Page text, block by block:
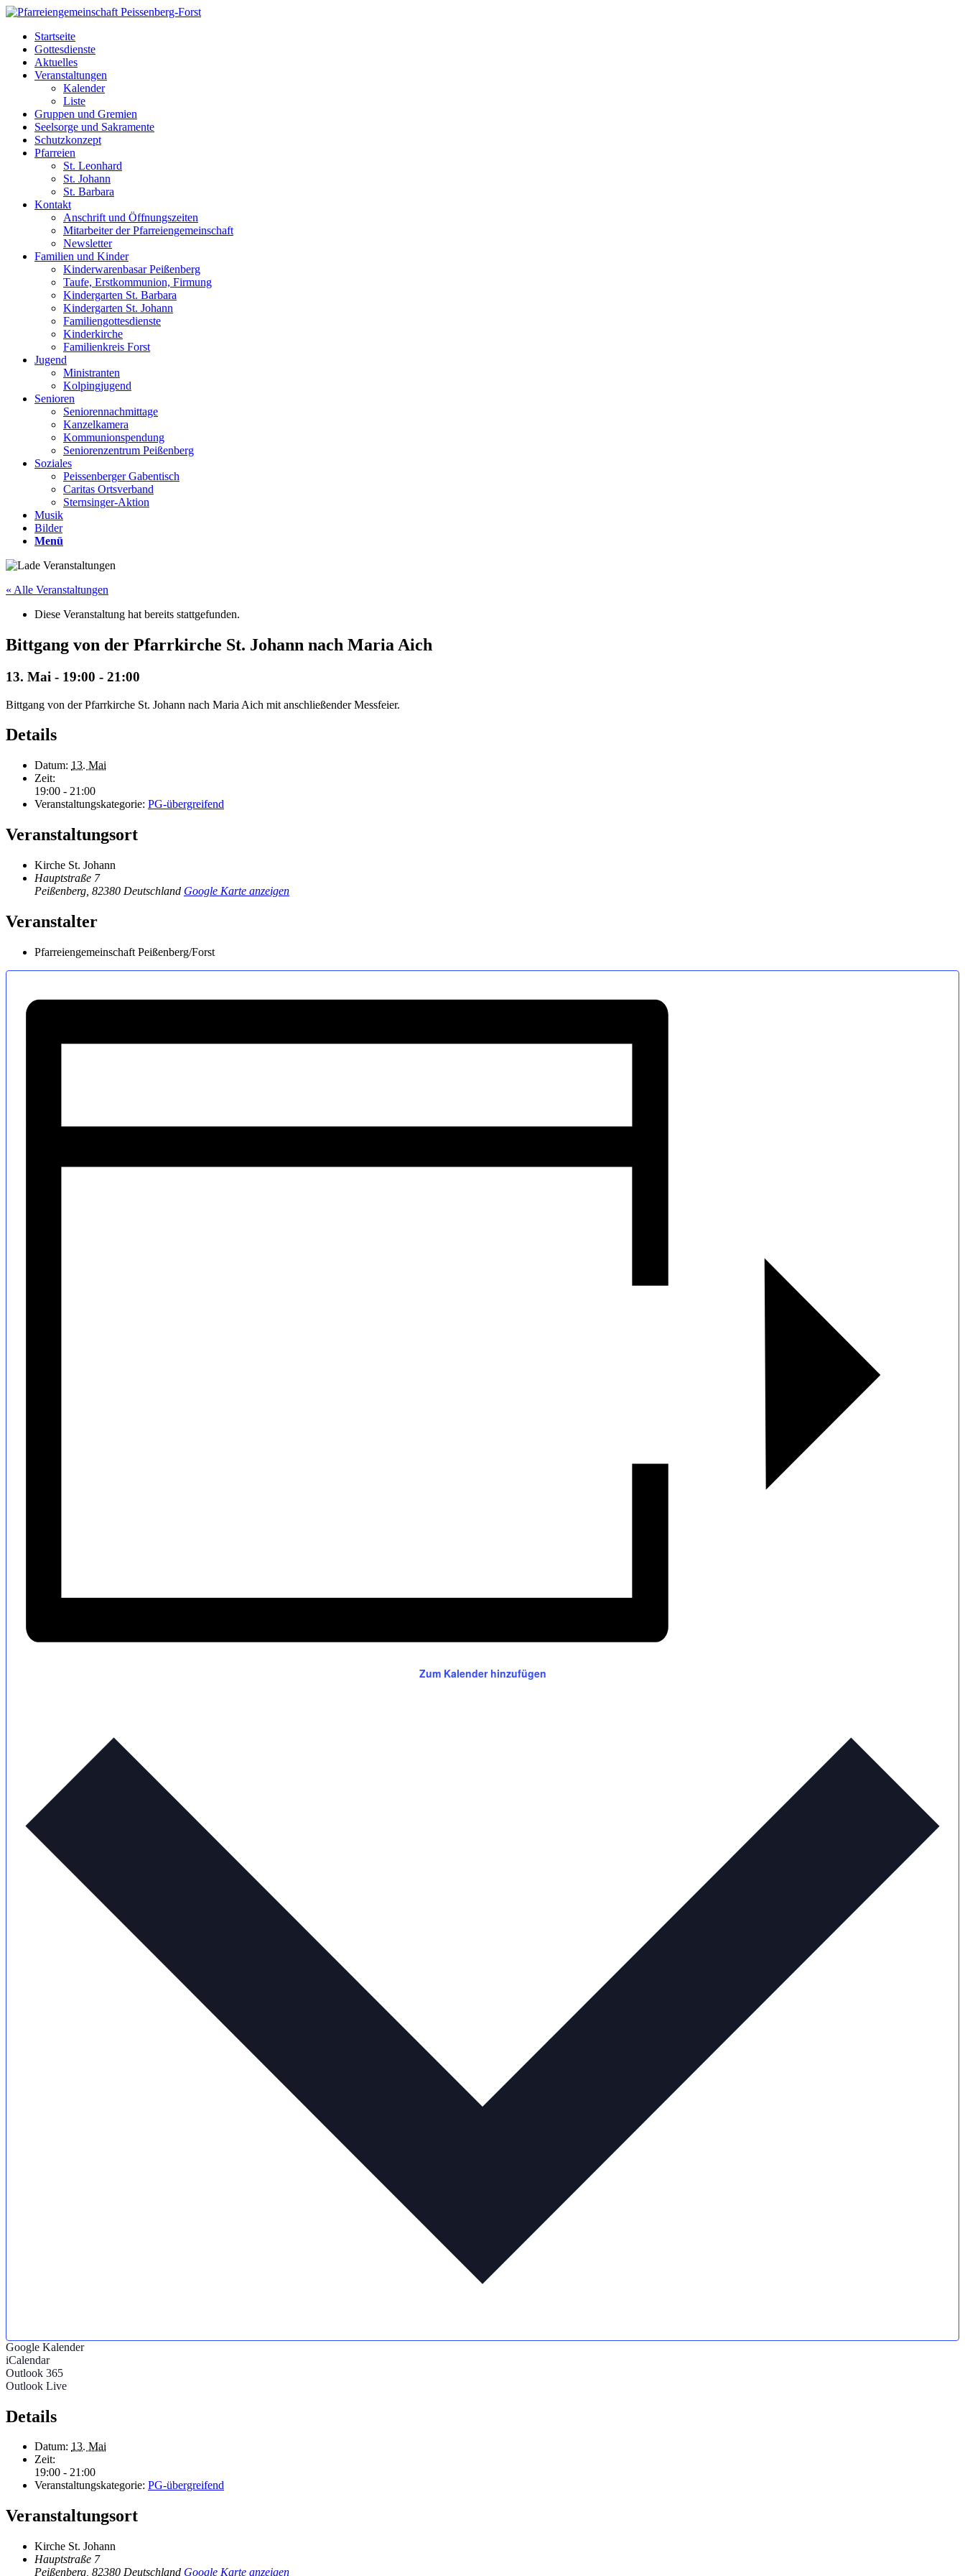
Startseite
Gottesdienste
Aktuelles
Veranstaltungen
Kalender
Liste
Gruppen und Gremien
Seelsorge und Sakramente
Schutzkonzept
Pfarreien
St. Leonhard
St. Johann
St. Barbara
Kontakt
Anschrift und Öffnungszeiten
Mitarbeiter der Pfarreiengemeinschaft
Newsletter
Familien und Kinder
Kinderwarenbasar Peißenberg
Taufe, Erstkommunion, Firmung
Kindergarten St. Barbara
Kindergarten St. Johann
Familiengottesdienste
Kinderkirche
Familienkreis Forst
Jugend
Ministranten
Kolpingjugend
Senioren
Seniorennachmittage
Kanzelkamera
Kommunionspendung
Seniorenzentrum Peißenberg
Soziales
Peissenberger Gabentisch
Caritas Ortsverband
Sternsinger-Aktion
Musik
Bilder
Menü
« Alle Veranstaltungen
Diese Veranstaltung hat bereits stattgefunden.
Bittgang von der Pfarrkirche St. Johann nach Maria Aich
13. Mai - 19:00 - 21:00
Bittgang von der Pfarrkirche St. Johann nach Maria Aich mit anschließender Messfeier.
Details
Datum: 13. Mai
Zeit:
19:00 - 21:00
Veranstaltungskategorie: PG-übergreifend
Veranstaltungsort
Kirche St. Johann
Hauptstraße 7
Peißenberg 82380 Deutschland Google Karte anzeigen
Veranstalter
Pfarreiengemeinschaft Peißenberg/Forst
Zum Kalender hinzufügen
Google Kalender
iCalendar
Outlook 365
Outlook Live
Details
Datum: 13. Mai
Zeit:
19:00 - 21:00
Veranstaltungskategorie: PG-übergreifend
Veranstaltungsort
Kirche St. Johann
Hauptstraße 7
Peißenberg 82380 Deutschland Google Karte anzeigen